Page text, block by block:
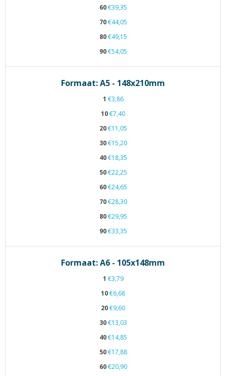
60€39,35
70€44,05
80€49,15
90€54,05
Formaat: A5 - 148x210mm
1 €3,86
10€7,40
20€11,05
30€15,20
40€18,35
50€22,25
60€24,65
70€28,30
80€29,95
90€33,35
Formaat: A6 - 105x148mm
1 €3,79
10€6,68
20€9,60
30€13,03
40€14,85
50€17,88
60€20,90